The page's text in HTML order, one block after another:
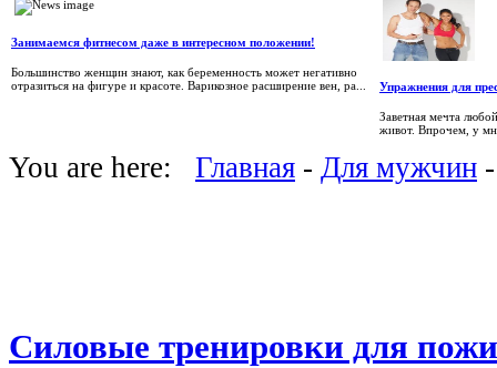
Занимаемся фитнесом даже в интересном положении!
Большинство женщин знают, как беременность может негативно
отразиться на фигуре и красоте. Варикозное расширение вен, ра...
Упражнения для
Заветная мечта
живот. Впрочем, у
You are here: Главная - Для мужчин
Силовые тренировки для